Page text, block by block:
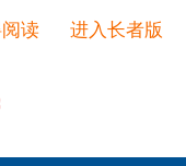
进入长者版
读